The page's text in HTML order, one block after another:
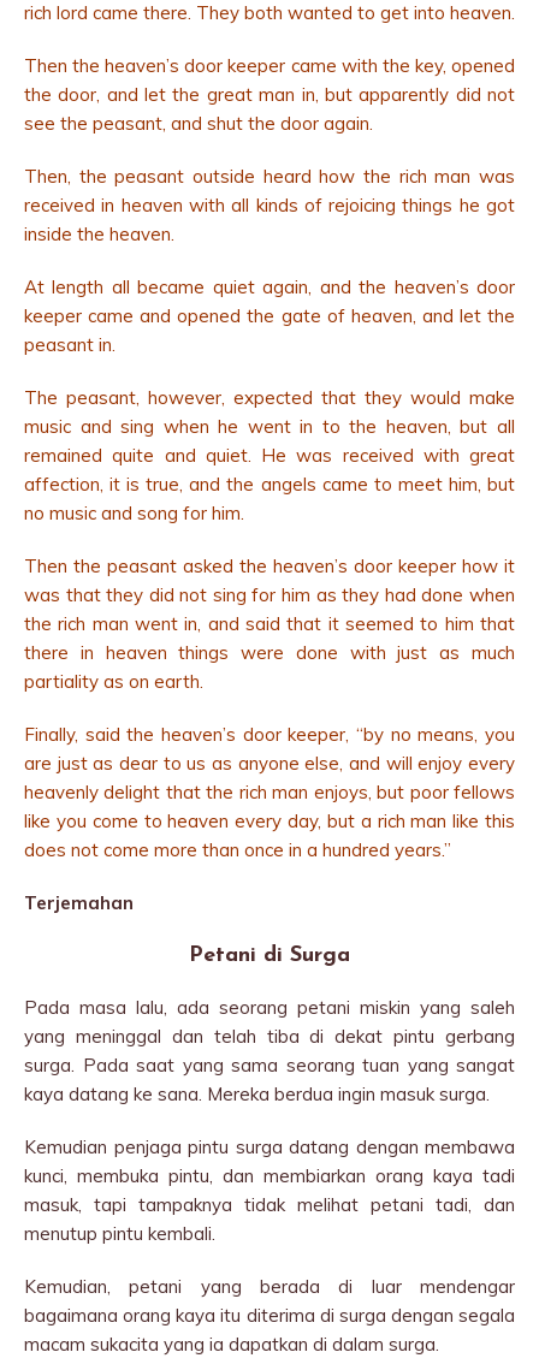
rich lord came there. They both wanted to get into heaven.
Then the heaven’s door keeper came with the key, opened
the door, and let the great man in, but apparently did not
see the peasant, and shut the door again.
Then, the peasant outside heard how the rich man was
received in heaven with all kinds of rejoicing things he got
inside the heaven.
At length all became quiet again, and the heaven’s door
keeper came and opened the gate of heaven, and let the
peasant in.
The peasant, however, expected that they would make
music and sing when he went in to the heaven, but all
remained quite and quiet. He was received with great
affection, it is true, and the angels came to meet him, but
no music and song for him.
Then the peasant asked the heaven’s door keeper how it
was that they did not sing for him as they had done when
the rich man went in, and said that it seemed to him that
there in heaven things were done with just as much
partiality as on earth.
Finally, said the heaven’s door keeper, “by no means, you
are just as dear to us as anyone else, and will enjoy every
heavenly delight that the rich man enjoys, but poor fellows
like you come to heaven every day, but a rich man like this
does not come more than once in a hundred years.”
Terjemahan
Petani di Surga
Pada masa lalu, ada seorang petani miskin yang saleh
yang meninggal dan telah tiba di dekat pintu gerbang
surga. Pada saat yang sama seorang tuan yang sangat
kaya datang ke sana. Mereka berdua ingin masuk surga.
Kemudian penjaga pintu surga datang dengan membawa
kunci, membuka pintu, dan membiarkan orang kaya tadi
masuk, tapi tampaknya tidak melihat petani tadi, dan
menutup pintu kembali.
Kemudian, petani yang berada di luar mendengar
bagaimana orang kaya itu diterima di surga dengan segala
macam sukacita yang ia dapatkan di dalam surga.